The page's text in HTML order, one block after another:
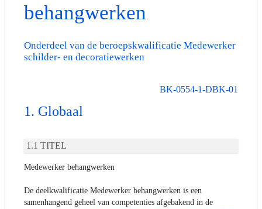
behangwerken
Onderdeel van de beroepskwalificatie Medewerker
schilder- en decoratiewerken
BK-0554-1-DBK-01
Globaal
TITEL
Medewerker behangwerken
De deelkwalificatie Medewerker behangwerken is een
samenhangend geheel van competenties afgebakend in de